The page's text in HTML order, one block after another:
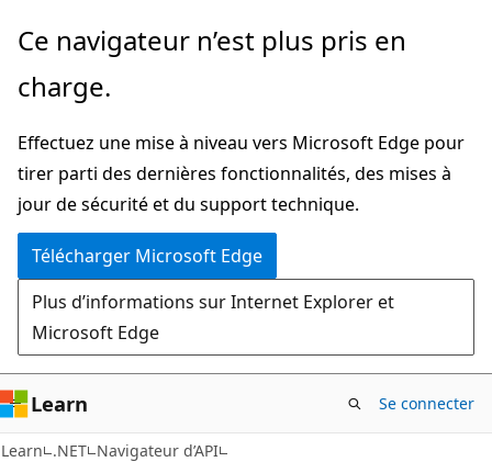
Passer
directement
au
principal
Passer
la
dans
la
page
Ce navigateur n’est plus pris en
charge.
Effectuez une mise à niveau vers Microsoft Edge pour
tirer parti des dernières fonctionnalités, des mises à
jour de sécurité et du support technique.
Télécharger Microsoft Edge
Plus d’informations sur Internet Explorer et
Microsoft Edge
Learn Se connecter
Learn .NET Navigateur d’API